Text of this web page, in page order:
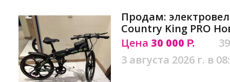
Продам:
Country King PRO
Цена 30 000 Р.
3 августа 2026 г. в